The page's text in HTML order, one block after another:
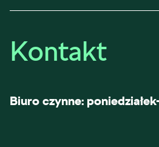
Kontakt
Biuro czynne: